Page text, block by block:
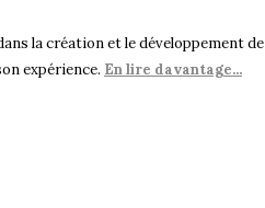
la création et le développement de
expérience. En lire davantage...